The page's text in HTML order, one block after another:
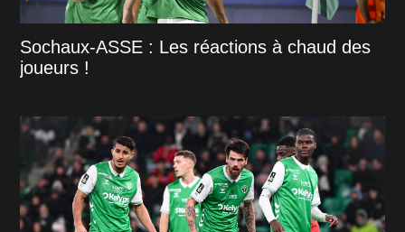
Sochaux-ASSE : Les réactions à chaud des
joueurs !